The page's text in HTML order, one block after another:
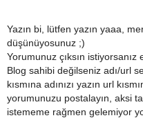
Yazın bi, lütfen yazın yaaa,
düşünüyosunuz ;)
Yorumunuz çıksın istiyorsanız
Blog sahibi değilseniz adı/url
kısmına adınızı yazın url
yorumunuzu postalayın, aksi
istememe rağmen gelemiyor